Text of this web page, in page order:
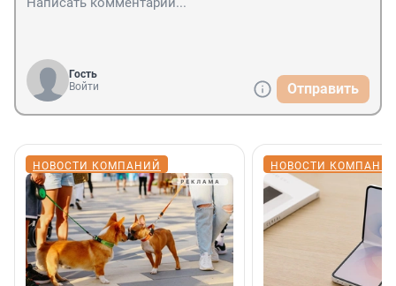
Гость
Войти
Отправить
НОВОСТИ КОМПАНИЙ НОВОСТИ